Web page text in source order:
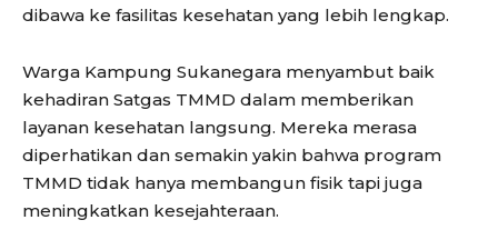
dibawa ke fasilitas kesehatan yang lebih lengkap.
Warga Kampung Sukanegara menyambut baik
kehadiran Satgas TMMD dalam memberikan
layanan kesehatan langsung. Mereka merasa
diperhatikan dan semakin yakin bahwa program
TMMD tidak hanya membangun fisik tapi juga
meningkatkan kesejahteraan.